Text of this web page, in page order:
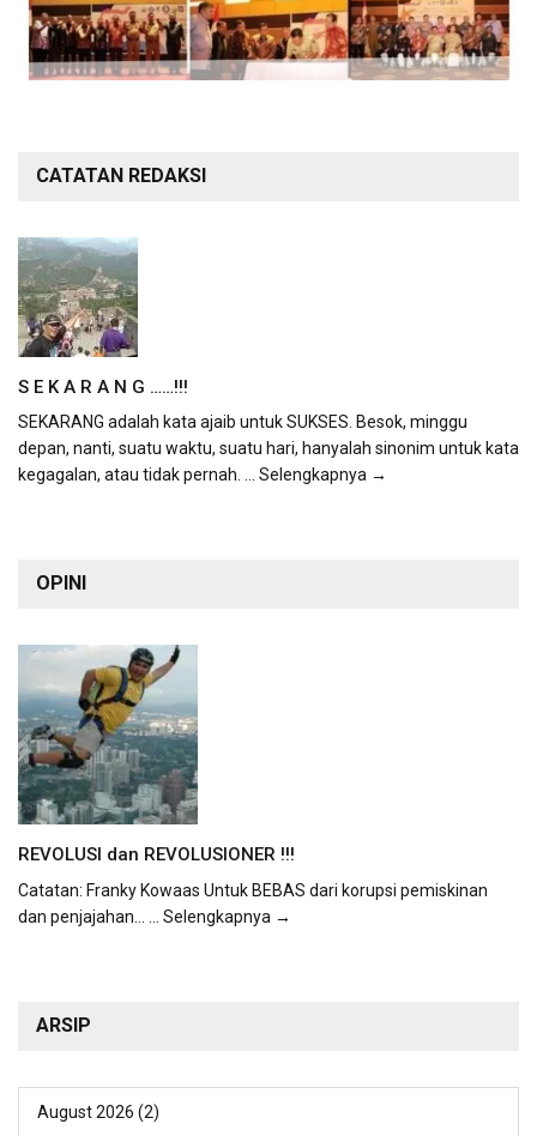
CATATAN REDAKSI
S E K A R A N G ……!!!
SEKARANG adalah kata ajaib untuk SUKSES. Besok, minggu
depan, nanti, suatu waktu, suatu hari, hanyalah sinonim untuk kata
kegagalan, atau tidak pernah. ... Selengkapnya →
OPINI
REVOLUSI dan REVOLUSIONER !!!
Catatan: Franky Kowaas Untuk BEBAS dari korupsi pemiskinan
dan penjajahan...
... Selengkapnya →
ARSIP
August 2026 (2)